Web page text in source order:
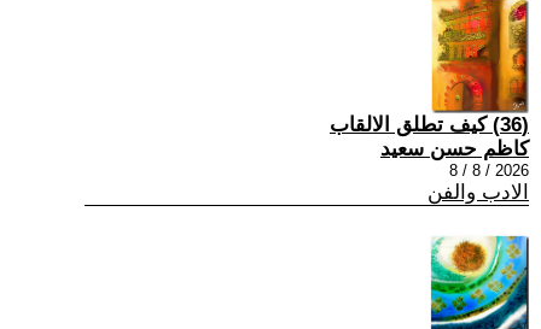
(36) كيف تطلق الالقاب
كاظم حسن سعيد
2026 / 8 / 8
الادب والفن